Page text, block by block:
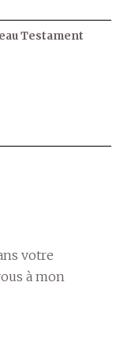
Testament
votre
à mon